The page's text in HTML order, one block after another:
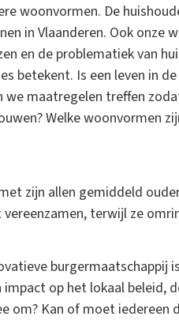
woonvormen. De
in Vlaanderen. Ook onze
en de problematiek van
betekent. Is een leven in
maatregelen treffen
Welke woonvormen
zijn allen gemiddeld
terwijl ze
burgermaatschappij
op het lokaal beleid,
om? Kan of moet iedereen